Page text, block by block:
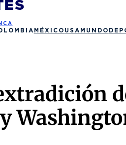
MÉXICO USA MUNDO